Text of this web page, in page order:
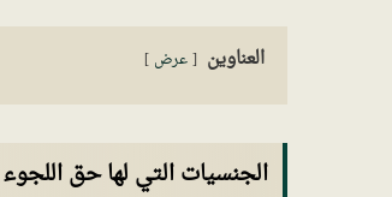
العناوين عرض
الجنسيات التي لها حق اللجوء